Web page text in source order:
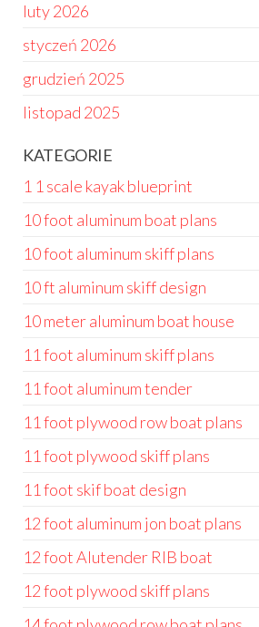
luty 2026
styczeń 2026
grudzień 2025
listopad 2025
KATEGORIE
1 1 scale kayak blueprint
10 foot aluminum boat plans
10 foot aluminum skiff plans
10 ft aluminum skiff design
10 meter aluminum boat house
11 foot aluminum skiff plans
11 foot aluminum tender
11 foot plywood row boat plans
11 foot plywood skiff plans
11 foot skif boat design
12 foot aluminum jon boat plans
12 foot Alutender RIB boat
12 foot plywood skiff plans